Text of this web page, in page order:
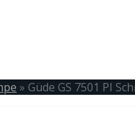
» Güde GS 7501 PI